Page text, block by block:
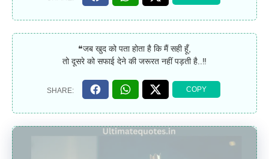
❝जब खुद को पता होता है कि मैं सही हूँ,
तो दूसरे को सफाई देने की जरूरत नहीं पड़ती है..‼